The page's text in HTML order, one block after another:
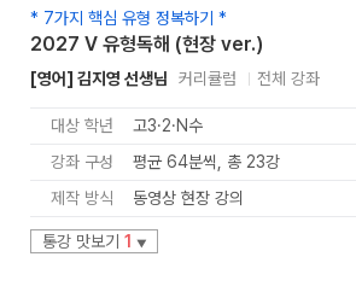
* 7가지 핵심 유형 정복하기 *
2027 V 유형독해 (현장 ver.)
[영어] 김지영 선생님 커리큘럼 전체 강좌
대상 학년 고3·2·N수
강좌 구성
평균 64분씩, 총 23강
제작 방식
동영상 현장 강의
통강 맛보기 1 ▼